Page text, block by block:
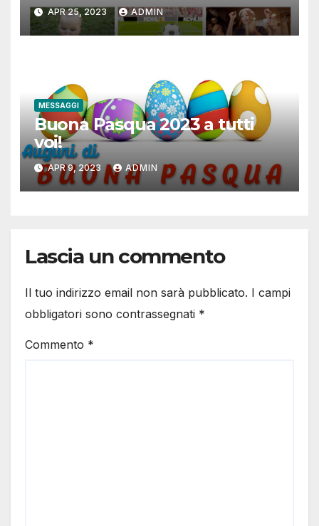
APR 25, 2023 ADMIN
MESSAGGI
Buona Pasqua 2023 a tutti
voi!
APR 9, 2023 ADMIN
Lascia un commento
Il tuo indirizzo email non sarà pubblicato. I campi
obbligatori sono contrassegnati *
Commento *